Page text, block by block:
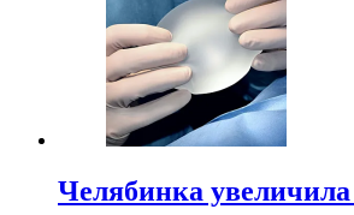
Челябинка увеличила